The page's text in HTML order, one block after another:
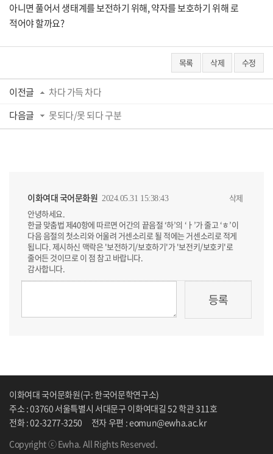
아니면 풀어서 생태계를 보전하기 위해, 약자를 보호하기 위해 로
적어야 할까요?
목록 삭제 수정
이전글
차다 가득 차다
다음글
못되다/못 되다 구분
이화여대 국어문화원 2024.05.31 15:38:43
안녕하세요.
한글 맞춤법 제40항에 따르면 어간의 끝음절 ‘하’의 ‘ㅏ’가 줄고 ‘ㅎ’이
다음 음절의 첫소리와 어울려 거센소리로 될 적에는 거센소리로 적게
됩니다. 제시하신 맥락은 '보전하기/보호하기'가 '보전키/보호키'로
줄어든 것이므로 이 점 참고 바랍니다.
감사합니다.
삭제
이화여대 국어문화원(구: 한국어문학연구소)
주소 : 03760 서울특별시 서대문구 이화여대길 52 학관 311호
전화 : 02-3277-3250
전자 우편 : eomun@ewha.ac.kr
Copyright ⓒ Ewha. All Rights Reserved.